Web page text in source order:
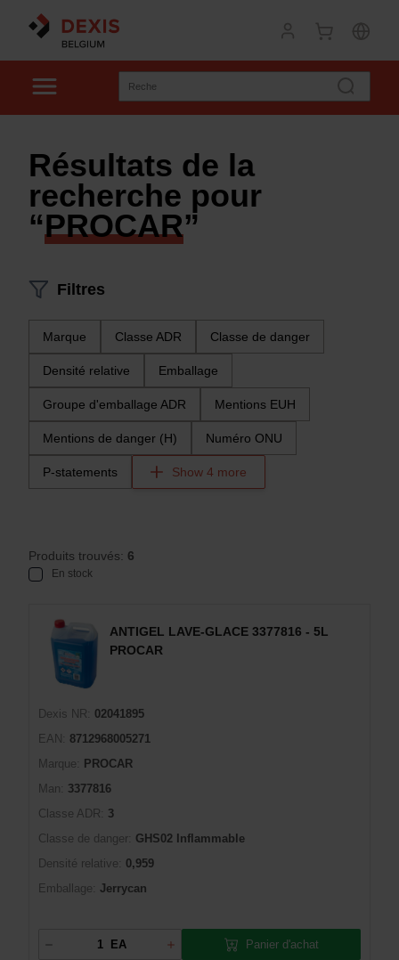
Résultats de la
recherche pour
“PROCAR”
Filtres
Marque Classe ADR Classe de danger
Densité relative Emballage
Groupe d'emballage ADR Mentions EUH
Mentions de danger (H) Numéro ONU
P-statements Show 4 more
Produits trouvés: 6
En stock
ANTIGEL LAVE-GLACE 3377816 - 5L
PROCAR
Dexis NR:
02041895
EAN:
8712968005271
Marque:
PROCAR
Man:
3377816
Classe ADR:
3
Classe de danger: GHS02 Inflammable
Densité relative:
0,959
Emballage:
Jerrycan
EA Panier d'achat